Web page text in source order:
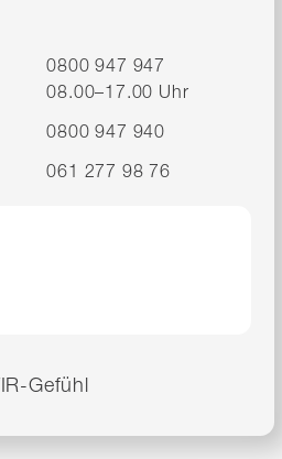
0800 947 947
08.00–17.00 Uhr
0800 947 940
061 277 98 76
Gefühl